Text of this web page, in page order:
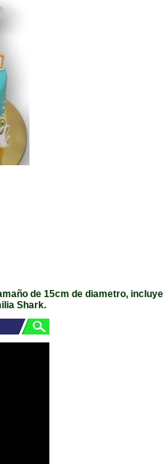
de 15cm de diametro, incluye
Shark.